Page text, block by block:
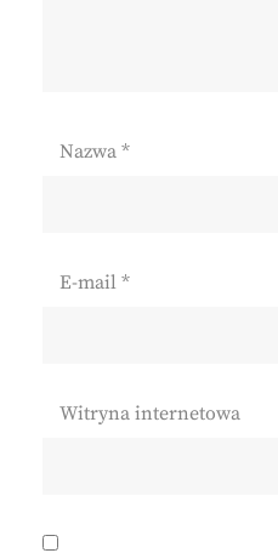
Nazwa *
E-mail *
Witryna internetowa